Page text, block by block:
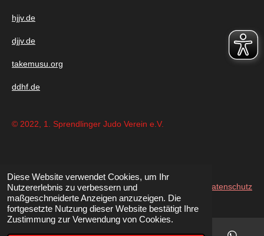
Diese Website verwendet Cookies, um Ihr
Nutzererlebnis zu verbessern und
maßgeschneiderte Anzeigen anzuzeigen. Die
fortgesetzte Nutzung dieser Website bestätigt Ihre
Zustimmung zur Verwendung von Cookies.
hjjv.de
djjv.de
takemusu.org
ddhf.de
© 2022, 1. Sprendlinger Judo Verein e.V.
Impressum Datenschutz